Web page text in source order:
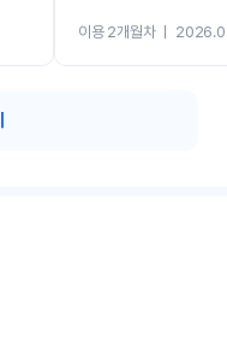
카 렌트 고민없이 강추합
이용 2개월차ㅣ